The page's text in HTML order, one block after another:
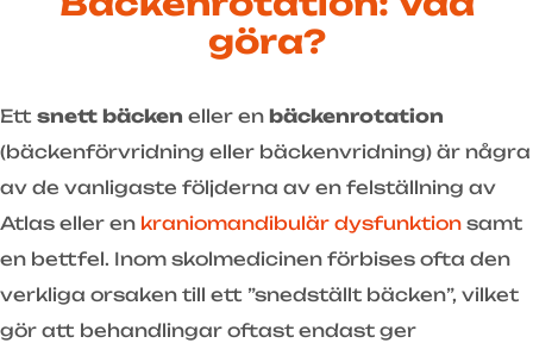
göra?
Ett snett bäcken eller en bäckenrotation
(bäckenförvridning eller bäckenvridning) är några
av de vanligaste följderna av en felställning av
Atlas eller en kraniomandibulär dysfunktion samt
en bettfel. Inom skolmedicinen förbises ofta den
verkliga orsaken till ett ”snedställt bäcken”, vilket
gör att behandlingar oftast endast ger